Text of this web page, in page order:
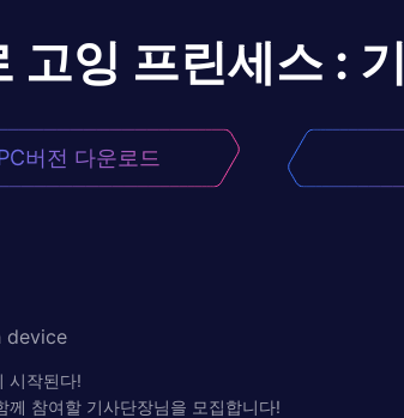
고잉 프린세스 :
버전 다운로드
device
시작된다!
참여할 기사단장님을 모집합니다!